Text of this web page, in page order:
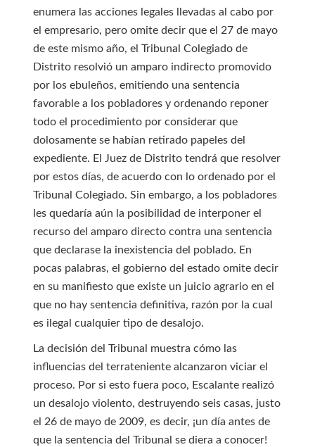
enumera las acciones legales llevadas al cabo por
el empresario, pero omite decir que el 27 de mayo
de este mismo año, el Tribunal Colegiado de
Distrito resolvió un amparo indirecto promovido
por los ebuleños, emitiendo una sentencia
favorable a los pobladores y ordenando reponer
todo el procedimiento por considerar que
dolosamente se habían retirado papeles del
expediente. El Juez de Distrito tendrá que resolver
por estos días, de acuerdo con lo ordenado por el
Tribunal Colegiado. Sin embargo, a los pobladores
les quedaría aún la posibilidad de interponer el
recurso del amparo directo contra una sentencia
que declarase la inexistencia del poblado. En
pocas palabras, el gobierno del estado omite decir
en su manifiesto que existe un juicio agrario en el
que no hay sentencia definitiva, razón por la cual
es ilegal cualquier tipo de desalojo.
La decisión del Tribunal muestra cómo las
influencias del terrateniente alcanzaron viciar el
proceso. Por si esto fuera poco, Escalante realizó
un desalojo violento, destruyendo seis casas, justo
el 26 de mayo de 2009, es decir, ¡un día antes de
que la sentencia del Tribunal se diera a conocer!